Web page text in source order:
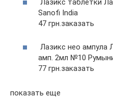
Sanofi India
47 грн.заказать
Лазикс нео ампула
амп. 2мл №10
77 грн.заказать
показать еще